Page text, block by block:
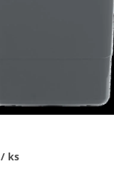
/ ks